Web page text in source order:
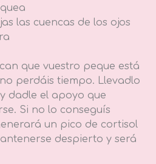
las cuencas de los ojos
que vuestro peque está
perdáis tiempo. Llevadlo
dadle el apoyo que
Si no lo conseguís
un pico de cortisol
despierto y será